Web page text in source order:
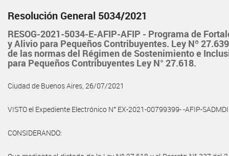
Resolución General 5034/2021
RESOG-2021-5034-E-AFIP-AFIP - Programa de
y Alivio para Pequeños Contribuyentes. Ley Nº
de las normas del Régimen de Sostenimiento e
para Pequeños Contribuyentes Ley N° 27.618.
Ciudad de Buenos Aires, 26/07/2021
VISTO el Expediente Electrónico N° EX-2021-00799399- -AFIP-
CONSIDERANDO: